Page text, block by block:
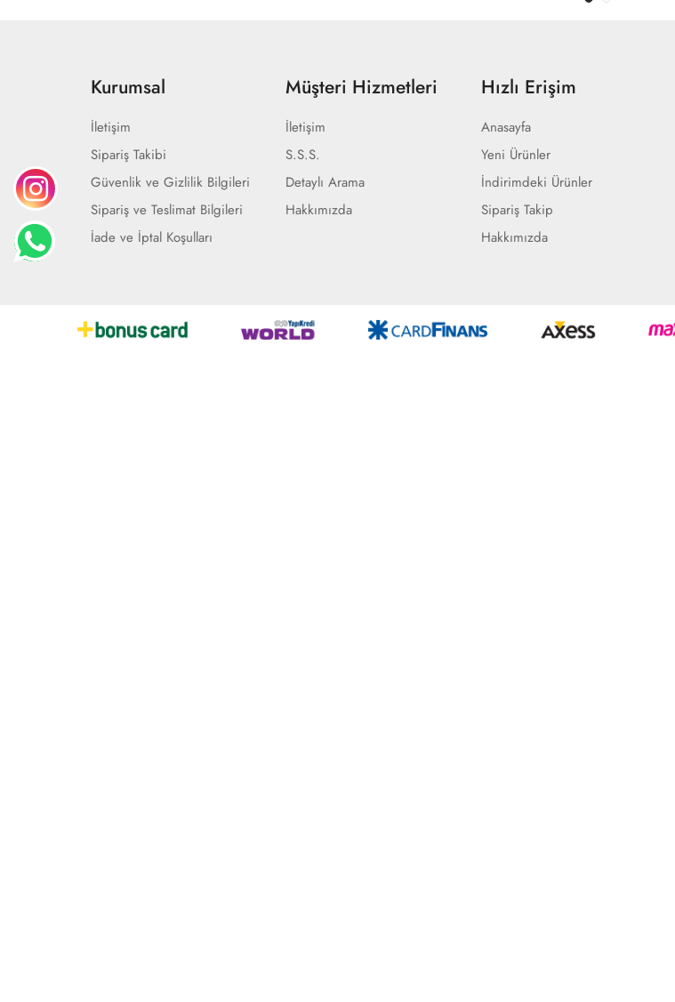
Kurumsal
İletişim
Sipariş Takibi
Güvenlik ve Gizlilik Bilgileri
Sipariş ve Teslimat Bilgileri
İade ve İptal Koşulları
Müşteri Hizmetleri
İletişim
S.S.S.
Detaylı Arama
Hakkımızda
Hızlı Erişim
Anasayfa
Yeni Ürünler
İndirimdeki Ürünler
Sipariş Takip
Hakkımızda